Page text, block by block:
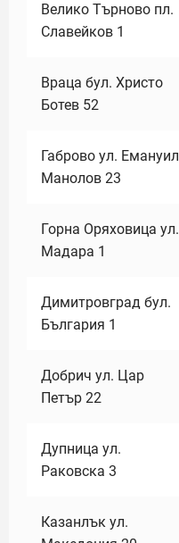
Велико Търново пл.
Славейков 1
Враца бул. Христо
Ботев 52
Габрово ул. Емануил
Манолов 23
Горна Оряховица ул.
Мадара 1
Димитровград бул.
България 1
Добрич ул. Цар
Петър 22
Дупница ул.
Раковска 3
Казанлък ул.